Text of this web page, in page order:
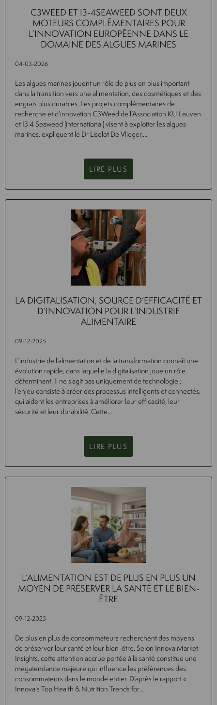
C3WEED ET I3-4SEAWEED SONT DEUX
MOTEURS COMPLÉMENTAIRES POUR
L’INNOVATION EUROPÉENNE DANS LE
DOMAINE DES ALGUES MARINES
04-03-2026
Les algues marines jouent un rôle de plus en plus important
dans la transition vers une alimentation, des cosmétiques et des
engrais plus durables. Les projets complémentaires de
recherche et d’innovation C3Weed de l’Association KU Leuven
et I3 4 Seaweed (international) visent à exploiter les algues
marines, expliquent le Dr Liselot De Vlieger,...
LIRE PLUS
LA DIGITALISATION, SOURCE D’EFFICACITÉ ET
D’INNOVATION POUR L’INDUSTRIE
ALIMENTAIRE
09-12-2025
L’industrie de l’alimentation et de la transformation connaît une
évolution rapide, dans laquelle la digitalisation joue un rôle
déterminant. Il ne s’agit pas uniquement de technologie ;
l’enjeu consiste à créer des processus intelligents et connectés,
qui aident les entreprises à améliorer leur efficacité, leur
sécurité et leur durabilité. Cette...
LIRE PLUS
L’ALIMENTATION EST DE PLUS EN PLUS UN
MOYEN DE PRÉSERVER LA SANTÉ ET LE BIEN-
ÊTRE
09-12-2025
De plus en plus de consommateurs recherchent des moyens
de préserver leur santé et leur bien-être. Selon Innova Market
Insights, cette attention accrue portée à la santé constitue une
mégatendance majeure qui influence les préférences des
consommateurs dans le monde entier. D’après le rapport «
Innova's Top Health & Nutrition Trends for...